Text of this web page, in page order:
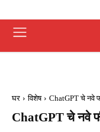
घर विशेष ChatGPT चे नवे
ChatGPT चे नवे